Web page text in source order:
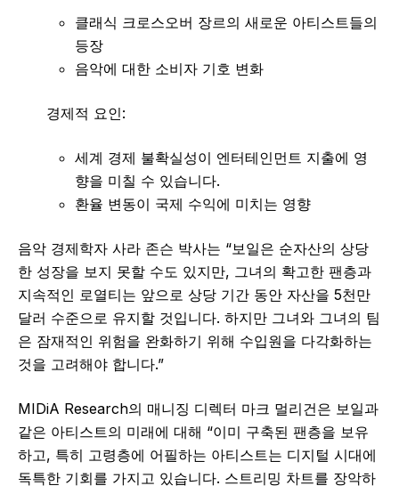
클래식 크로스오버 장르의 새로운 아티스트들의
등장
음악에 대한 소비자 기호 변화
경제적 요인:
세계 경제 불확실성이 엔터테인먼트 지출에 영
향을 미칠 수 있습니다.
환율 변동이 국제 수익에 미치는 영향
음악 경제학자 사라 존슨 박사는 “보일은 순자산의 상당
한 성장을 보지 못할 수도 있지만, 그녀의 확고한 팬층과
지속적인 로열티는 앞으로 상당 기간 동안 자산을 5천만
달러 수준으로 유지할 것입니다. 하지만 그녀와 그녀의 팀
은 잠재적인 위험을 완화하기 위해 수입원을 다각화하는
것을 고려해야 합니다.”
MIDiA Research의 매니징 디렉터 마크 멀리건은 보일과
같은 아티스트의 미래에 대해 “이미 구축된 팬층을 보유
하고, 특히 고령층에 어필하는 아티스트는 디지털 시대에
독특한 기회를 가지고 있습니다. 스트리밍 차트를 장악하